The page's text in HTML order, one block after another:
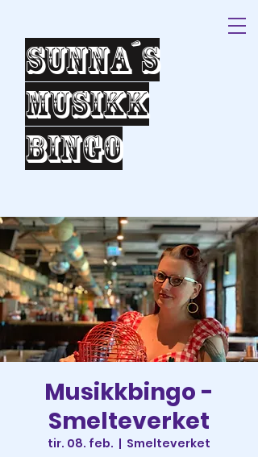
Sunna´s
Musikk
bingo
Musikkbingo -
Smelteverket
tir. 08. feb.
  |
Smelteverket